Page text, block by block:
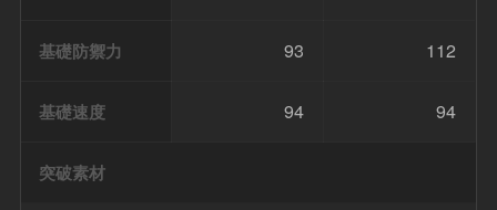
基礎防禦力 93 112
基礎速度 94 94
突破素材